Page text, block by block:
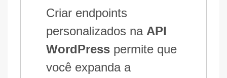
Criar endpoints
personalizados na API
WordPress permite que
você expanda a